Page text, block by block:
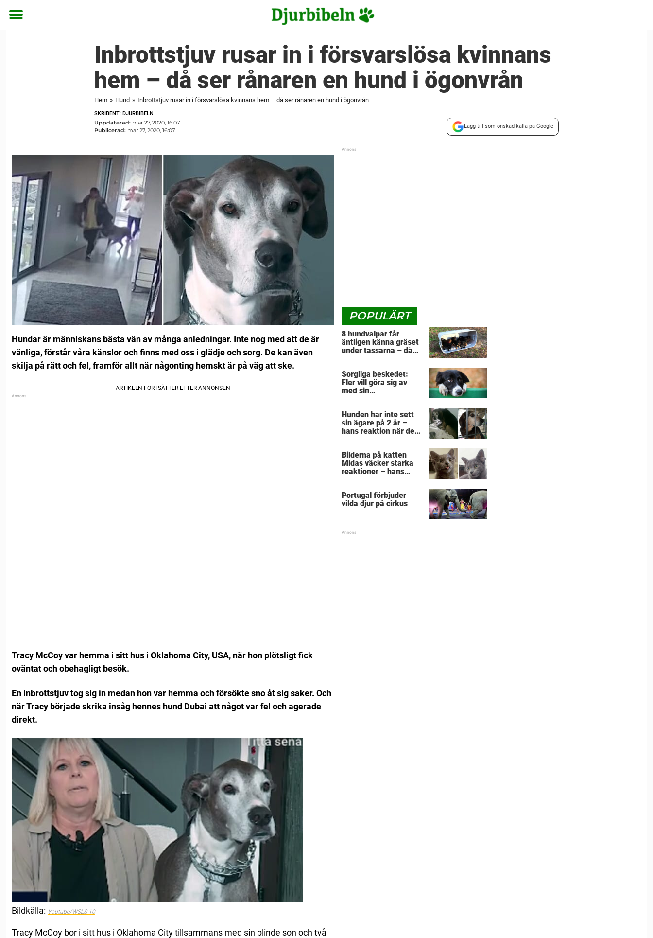
Toggle
Inbrottstjuv rusar in i försvarslösa kvinnans
hem – då ser rånaren en hund i ögonvrån
Hem » Hund » Inbrottstjuv rusar in i försvarslösa kvinnans hem – då ser rånaren en hund i ögonvrån
SKRIBENT: DJURBIBELN
Uppdaterad: mar 27, 2020, 16:07
Publicerad: mar 27, 2020, 16:07
Lägg till som önskad källa på Google
Hundar är människans bästa vän av många anledningar. Inte nog med att de är
vänliga, förstår våra känslor och finns med oss i glädje och sorg. De kan även
skilja på rätt och fel, framför allt när någonting hemskt är på väg att ske.
Tracy McCoy var hemma i sitt hus i Oklahoma City, USA, när hon plötsligt fick
oväntat och obehagligt besök.
En inbrottstjuv tog sig in medan hon var hemma och försökte sno åt sig saker. Och
när Tracy började skrika insåg hennes hund Dubai att något var fel och agerade
direkt.
Bildkälla: Youtube/WSLS 10
Tracy McCoy bor i sitt hus i Oklahoma City tillsammans med sin blinde son och två
POPULÄRT
8 hundvalpar får
äntligen känna gräset
under tassarna – då
Sorgliga beskedet:
Fler vill göra sig av
med sin
Hunden har inte sett
sin ägare på 2 år –
hans reaktion när de
Bilderna på katten
Midas väcker starka
reaktioner – hans
Portugal förbjuder
vilda djur på cirkus